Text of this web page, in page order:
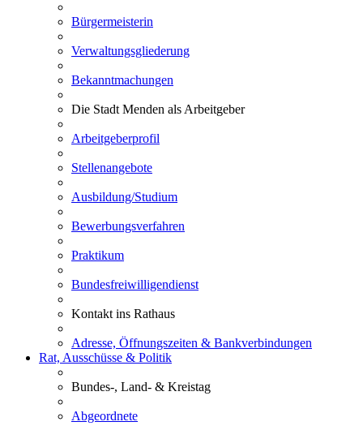
Bürgermeisterin
Verwaltungsgliederung
Bekanntmachungen
Die Stadt Menden als Arbeitgeber
Arbeitgeberprofil
Stellenangebote
Ausbildung/Studium
Bewerbungsverfahren
Praktikum
Bundesfreiwilligendienst
Kontakt ins Rathaus
Adresse, Öffnungszeiten & Bankverbindungen
Rat, Ausschüsse & Politik
Bundes-, Land- & Kreistag
Abgeordnete